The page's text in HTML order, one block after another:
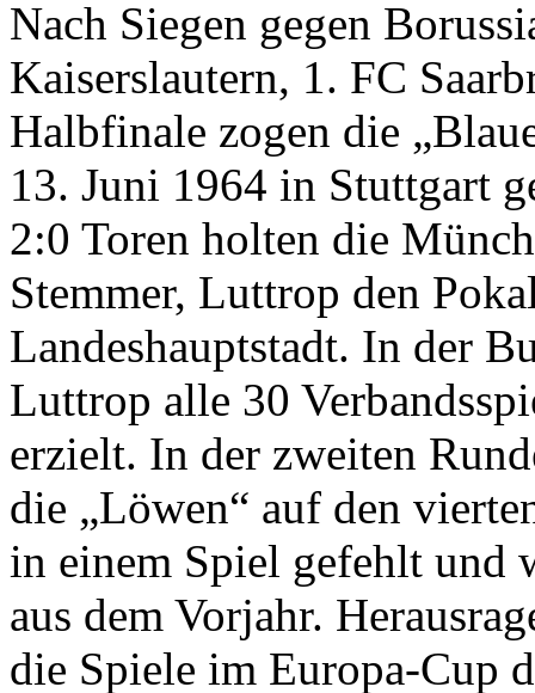
Nach Siegen gegen
Kaiserslautern, 1. FC
Halbfinale zogen die
13. Juni 1964 in Stuttgart
2:0 Toren holten die
Stemmer, Luttrop den
Landeshauptstadt. In der
Luttrop alle 30
erzielt. In der zweiten
die „Löwen“ auf den
in einem Spiel gefehlt und
aus dem Vorjahr.
die Spiele im Europa-Cup